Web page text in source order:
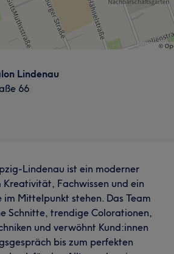
Lindenau
66
Lindenau ist ein moderner
Kreativität, Fachwissen und ein
im Mittelpunkt stehen. Das Team
Schnitte, trendige Colorationen,
und verwöhnt Kund:innen
bis zum perfekten